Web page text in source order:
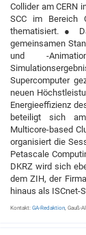
Collider am CERN
SCC im Bereich
thematisiert. ●
gemeinsamen
und -
Supercomputer
neuen
Energieeffizienz
beteiligt sich am
Multicore-based
organisiert die
Petascale
DKRZ wird sich
dem ZIH, der
hinaus als ISCnet-
Kontakt: GA-Redaktion, Gauß-